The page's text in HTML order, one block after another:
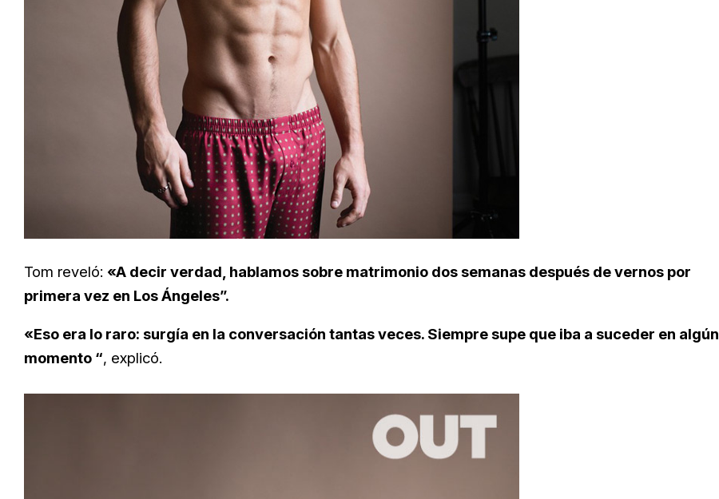
Tom reveló: «A decir verdad, hablamos sobre matrimonio dos semanas después de vernos por
primera vez en Los Ángeles”.
«Eso era lo raro: surgía en la conversación tantas veces. Siempre supe que iba a suceder en algún
momento “, explicó.